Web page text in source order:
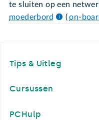
te sluiten op een
moederbord
( on-
Tips & Uitleg
Cursussen
PCHulp